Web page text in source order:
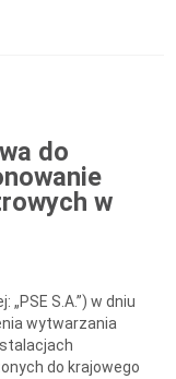
do
w
S.A.”) w dniu
wytwarzania
do krajowego